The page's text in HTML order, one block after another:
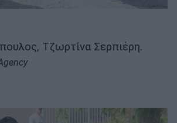
Τζωρτίνα Σερπιέρη.